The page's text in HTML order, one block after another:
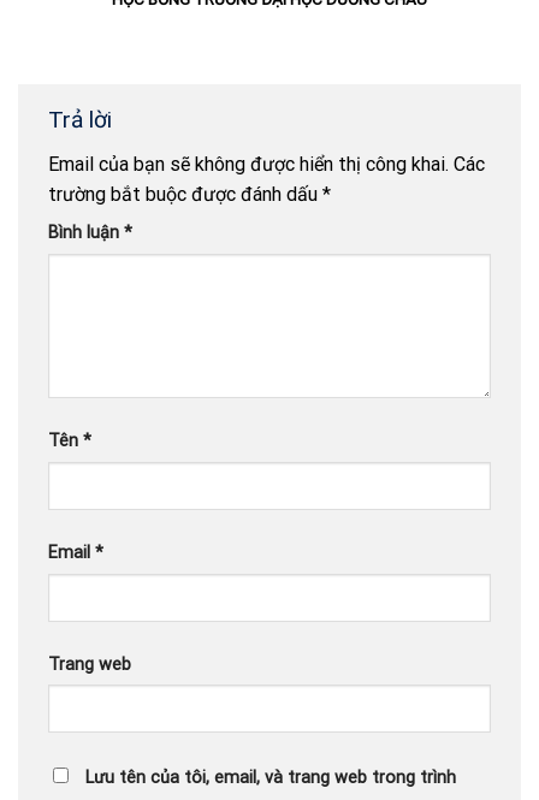
Trả lời
Email của bạn sẽ không được hiển thị công khai. Các
trường bắt buộc được đánh dấu *
Bình luận *
Tên *
Email *
Trang web
Lưu tên của tôi, email, và trang web trong trình